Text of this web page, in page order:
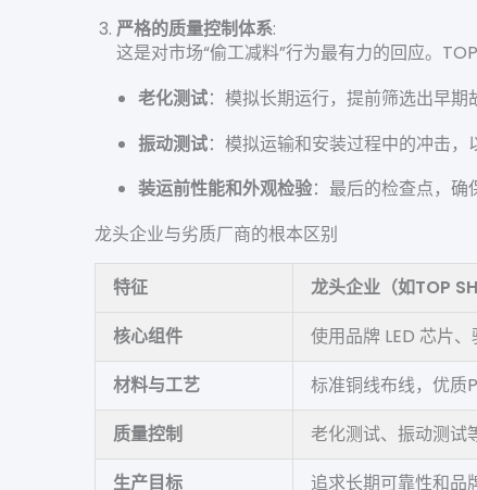
严格的质量控制体系:
这是对市场“偷工减料”行为最有力的回应。
老化测试：模拟长期运行，提前筛选出早
振动测试：模拟运输和安装过程中的冲击，
装运前性能和外观检验：最后的检查点，确
龙头企业与劣质厂商的根本区别
特征 龙头企业（如TOP
核心组件
使用品牌 LED 芯片
材料与工艺
标准铜线布线，优质
质量控制
老化测试、振动测试
生产目标
追求长期可靠性和品